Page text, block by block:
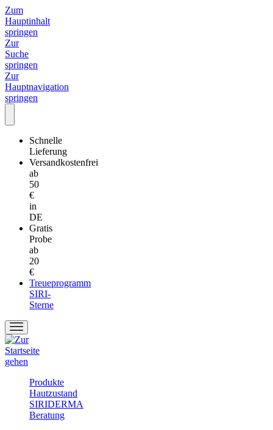
Zum
Hauptinhalt
springen
Zur
Suche
springen
Zur
Hauptnavigation
springen
Schnelle
Lieferung
Versandkostenfrei
ab
50
€
in
DE
Gratis
Probe
ab
20
€
Treueprogramm
SIRI-
Sterne
Produkte
Hautzustand
SIRIDERMA
Beratung